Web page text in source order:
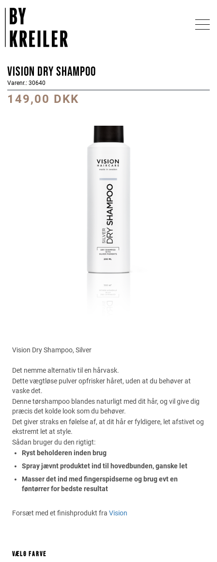
Vision Dry Shampoo
Varenr.: 30640
149,00 DKK
Vision Dry Shampoo, Silver
Det nemme alternativ til en hårvask.
Dette vægtløse pulver opfrisker håret, uden at du behøver at
vaske det.
Denne tørshampoo blandes naturligt med dit hår, og vil give dig
præcis det kolde look som du behøver.
Det giver straks en følelse af, at dit hår er fyldigere, let afstivet og
ekstremt let at style.
Sådan bruger du den rigtigt:
Ryst beholderen inden brug
Spray jævnt produktet ind til hovedbunden, ganske let
Masser det ind med fingerspidserne og brug evt en
føntørrer for bedste resultat
Forsæt med et finishprodukt fra Vision
Vælg farve